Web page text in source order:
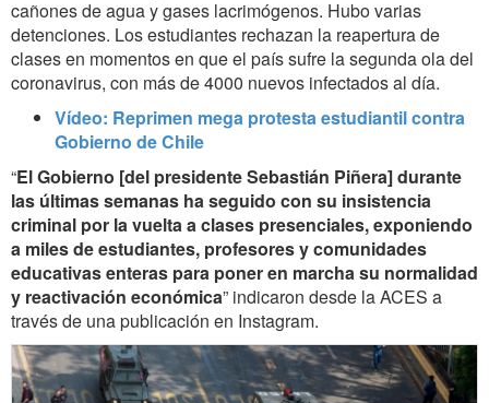
cañones de agua y gases lacrimógenos. Hubo varias
detenciones. Los estudiantes rechazan la reapertura de
clases en momentos en que el país sufre la segunda ola del
coronavirus, con más de 4000 nuevos infectados al día.
Vídeo: Reprimen mega protesta estudiantil contra
Gobierno de Chile
“El Gobierno [del presidente Sebastián Piñera] durante
las últimas semanas ha seguido con su insistencia
criminal por la vuelta a clases presenciales, exponiendo
a miles de estudiantes, profesores y comunidades
educativas enteras para poner en marcha su normalidad
y reactivación económica” indicaron desde la ACES a
través de una publicación en Instagram.